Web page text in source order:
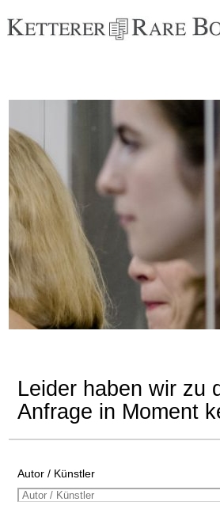
Leider haben wir zu
Anfrage in Moment
Autor / Künstler